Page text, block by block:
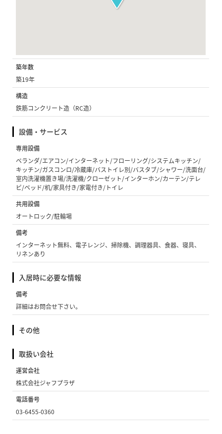
築年数
築19年
構造
鉄筋コンクリート造（RC造）
設備・サービス
専用設備
ベランダ/エアコン/インターネット/フローリング/システムキッチン/
キッチン/ガスコンロ/冷蔵庫/バストイレ別/バスタブ/シャワー/洗面台/
室内洗濯機置き場/洗濯機/クローゼット/インターホン/カーテン/テレ
ビ/ベッド/机/家具付き/家電付き/トイレ
共用設備
オートロック/駐輪場
備考
インターネット無料、電子レンジ、掃除機、調理器具、食器、寝具、
リネンあり
入居時に必要な情報
備考
詳細はお問合せ下さい。
その他
取扱い会社
運営会社
株式会社ジャフプラザ
電話番号
03-6455-0360